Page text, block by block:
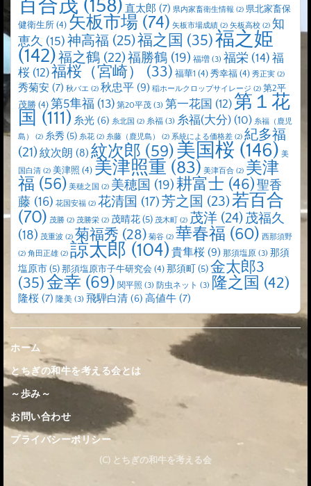
百合茂 (158) 直太郎 (7) 県内家畜衛生情報 (2) 県北家畜保
健衛生所 (4) 矢板市場 (74) 矢板市場成績 (2) 矢板高校 (2) 知
恵久 (15) 神高福 (25)福之国 (35)福之姫
(142)福之鶴 (22)福勝鶴 (19) 福増 (3) 福栄 (14) 福
桜 (12)福桜（宮崎） (33) 福華1 (4) 秀幸福 (4) 秀正実 (2)
秀菊安 (7) 秋バエ (2) 秋忠平 (9) 稲ホールクロップサイレージ (2) 第2平
茂勝 (4) 第5隼福 (13) 第20平茂 (3) 第一花国 (12) 第１花
国 (111) 糸光 (6) 糸北国 (2) 糸福 (3) 糸福(大分) (10) 糸福（鹿児
島）
(2) 糸秀 (5) 糸花 (2) 糸藤（鹿児島） (2) 系統による価格差 (2) 紀多福
(21) 紋次朗 (8) 紋次郎 (59)美国桜 (146) 美
国白清 (2) 美津照 (4) 美津照重 (83) 美津百合 (2) 美津
福 (56) 美穂之国 (2) 美穂国 (19)耕富士 (46)聖香
藤 (16) 花国安福 (2) 花清国 (17)芳之国 (23)若百合
(70) 茂勝 (2) 茂勝栄 (2) 茂晴花(5) 茂木町 (2) 茂洋 (24)茂福久
(18) 茂重波 (2) 菊福秀 (28) 菊谷 (2) 華春福 (60) 西那須野
(2) 角田正雄 (2) 諒太郎 (104) 貴隼桜 (9) 那須塩原 (3) 那須
塩原市(5) 那須塩原市子牛研究会 (4) 那須町 (5)金太郎3
(35)金幸 (69) 関平照 (3) 防虫ネット (3) 隆之国 (42)
隆桜 (7) 隆美 (3) 飛騨白清 (6) 高値牛 (7)
ホーム
とちぎの和牛を考える会とは
～歩み～
お問い合わせ
プライバシーポリシー
(C) とちぎの和牛を考える会